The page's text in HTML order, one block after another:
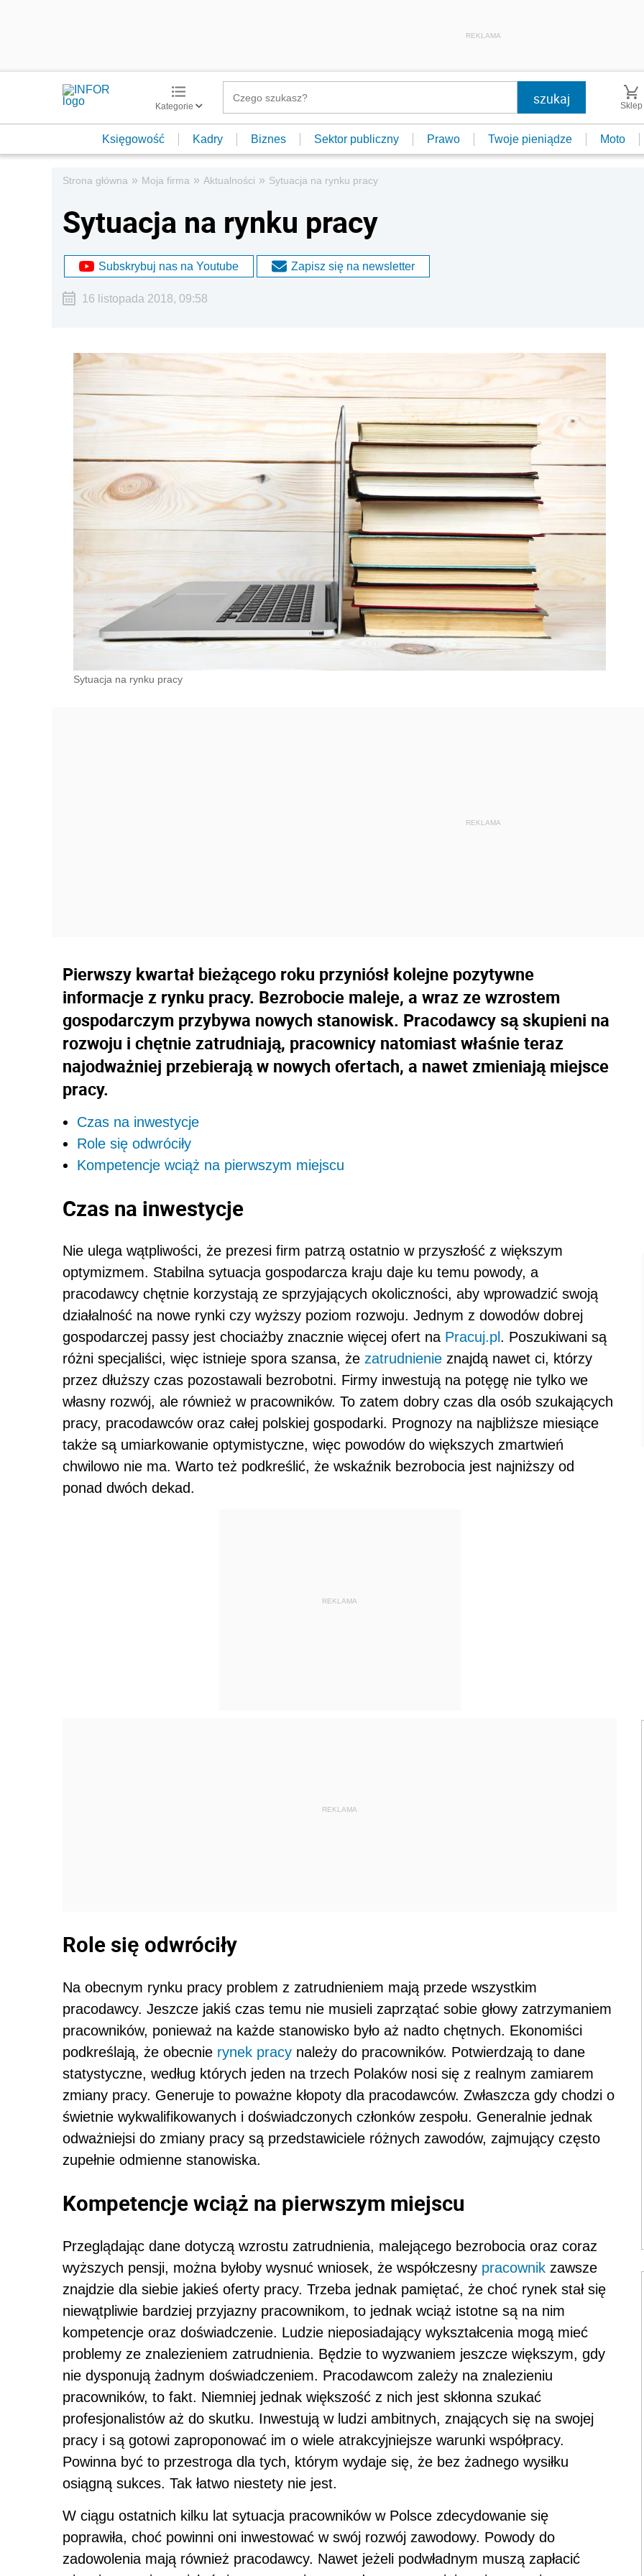
REKLAMA
Kategorie Sklep
Księgowość Kadry Biznes Sektor publiczny Prawo Twoje pieniądze Moto
Strona główna » Moja firma » Aktualności » Sytuacja na rynku pracy
Sytuacja na rynku pracy
Subskrybuj nas na Youtube Zapisz się na newsletter
16 listopada 2018, 09:58
Sytuacja na rynku pracy
Pierwszy kwartał bieżącego roku przyniósł kolejne pozytywne
informacje z rynku pracy. Bezrobocie maleje, a wraz ze wzrostem
gospodarczym przybywa nowych stanowisk. Pracodawcy są skupieni na
rozwoju i chętnie zatrudniają, pracownicy natomiast właśnie teraz
najodważniej przebierają w nowych ofertach, a nawet zmieniają miejsce
pracy.
Czas na inwestycje
Role się odwróciły
Kompetencje wciąż na pierwszym miejscu
Czas na inwestycje
Nie ulega wątpliwości, że prezesi firm patrzą ostatnio w przyszłość z większym
optymizmem. Stabilna sytuacja gospodarcza kraju daje ku temu powody, a
pracodawcy chętnie korzystają ze sprzyjających okoliczności, aby wprowadzić swoją
działalność na nowe rynki czy wyższy poziom rozwoju. Jednym z dowodów dobrej
gospodarczej passy jest chociażby znacznie więcej ofert na Pracuj.pl . Poszukiwani są
różni specjaliści, więc istnieje spora szansa, że zatrudnienie znajdą nawet ci, którzy
przez dłuższy czas pozostawali bezrobotni. Firmy inwestują na potęgę nie tylko we
własny rozwój, ale również w pracowników. To zatem dobry czas dla osób szukających
pracy, pracodawców oraz całej polskiej gospodarki. Prognozy na najbliższe miesiące
także są umiarkowanie optymistyczne, więc powodów do większych zmartwień
chwilowo nie ma. Warto też podkreślić, że wskaźnik bezrobocia jest najniższy od
ponad dwóch dekad.
REKLAMA
REKLAMA
Role się odwróciły
Na obecnym rynku pracy problem z zatrudnieniem mają przede wszystkim
pracodawcy. Jeszcze jakiś czas temu nie musieli zaprzątać sobie głowy zatrzymaniem
pracowników, ponieważ na każde stanowisko było aż nadto chętnych. Ekonomiści
podkreślają, że obecnie rynek pracy należy do pracowników. Potwierdzają to dane
statystyczne, według których jeden na trzech Polaków nosi się z realnym zamiarem
zmiany pracy. Generuje to poważne kłopoty dla pracodawców. Zwłaszcza gdy chodzi o
świetnie wykwalifikowanych i doświadczonych członków zespołu. Generalnie jednak
odważniejsi do zmiany pracy są przedstawiciele różnych zawodów, zajmujący często
zupełnie odmienne stanowiska.
Kompetencje wciąż na pierwszym miejscu
Przeglądając dane dotyczą wzrostu zatrudnienia, malejącego bezrobocia oraz coraz
wyższych pensji, można byłoby wysnuć wniosek, że współczesny pracownik zawsze
znajdzie dla siebie jakieś oferty pracy. Trzeba jednak pamiętać, że choć rynek stał się
niewątpliwie bardziej przyjazny pracownikom, to jednak wciąż istotne są na nim
kompetencje oraz doświadczenie. Ludzie nieposiadający wykształcenia mogą mieć
problemy ze znalezieniem zatrudnienia. Będzie to wyzwaniem jeszcze większym, gdy
nie dysponują żadnym doświadczeniem. Pracodawcom zależy na znalezieniu
pracowników, to fakt. Niemniej jednak większość z nich jest skłonna szukać
profesjonalistów aż do skutku. Inwestują w ludzi ambitnych, znających się na swojej
pracy i są gotowi zaproponować im o wiele atrakcyjniejsze warunki współpracy.
Powinna być to przestroga dla tych, którym wydaje się, że bez żadnego wysiłku
osiągną sukces. Tak łatwo niestety nie jest.
W ciągu ostatnich kilku lat sytuacja pracowników w Polsce zdecydowanie się
poprawiła, choć powinni oni inwestować w swój rozwój zawodowy. Powody do
zadowolenia mają również pracodawcy. Nawet jeżeli podwładnym muszą zapłacić